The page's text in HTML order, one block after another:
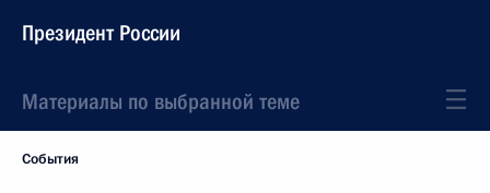
Президент России
Материалы по выбранной теме
События